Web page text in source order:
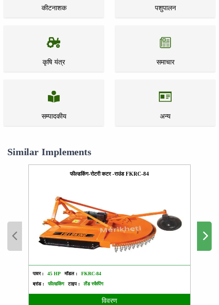
कीटनाशक पशुपालन
कृषि यंत्र समाचार
सम्पादकीय अन्य
Similar Implements
फील्डकिंग-रोटरी कटर -राउंड FKRC-84
पावर : 45 HP मॉडल :
FKRC-84
ब्रांड :
फील्डकिंग टाइप : लैंड स्कैपिंग
विवरण